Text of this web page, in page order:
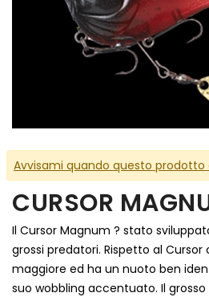
Avvisami quando questo prodotto
CURSOR
Il Cursor Magnum ? stato
grossi predatori. Rispetto al Cursor
maggiore ed ha un nuoto ben
suo wobbling accentuato. Il